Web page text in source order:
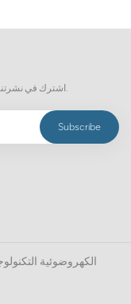
اشترك في نشرتنا الإخبارية وكن دائمًا أول من يسمع بما يحدث.